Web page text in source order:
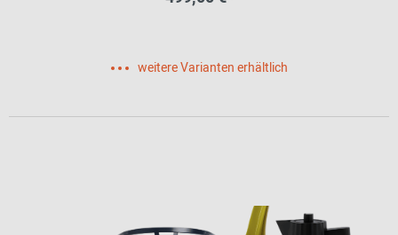
weitere Varianten erhältlich